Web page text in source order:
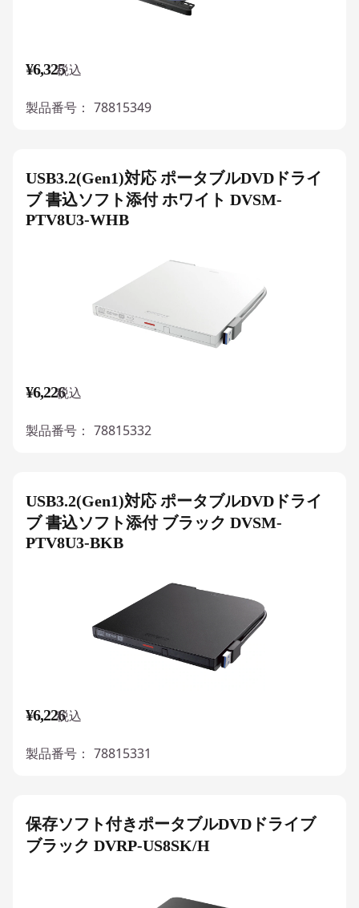
¥6,325税込
製品番号： 78815349
USB3.2(Gen1)対応 ポータブルDVDドライ
ブ 書込ソフト添付 ホワイト DVSM-
PTV8U3-WHB
¥6,226税込
製品番号： 78815332
USB3.2(Gen1)対応 ポータブルDVDドライ
ブ 書込ソフト添付 ブラック DVSM-
PTV8U3-BKB
¥6,226税込
製品番号： 78815331
保存ソフト付きポータブルDVDドライブ
ブラック DVRP-US8SK/H